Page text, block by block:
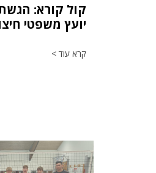
קול קורא:
יועץ משפטי
קרא עוד >